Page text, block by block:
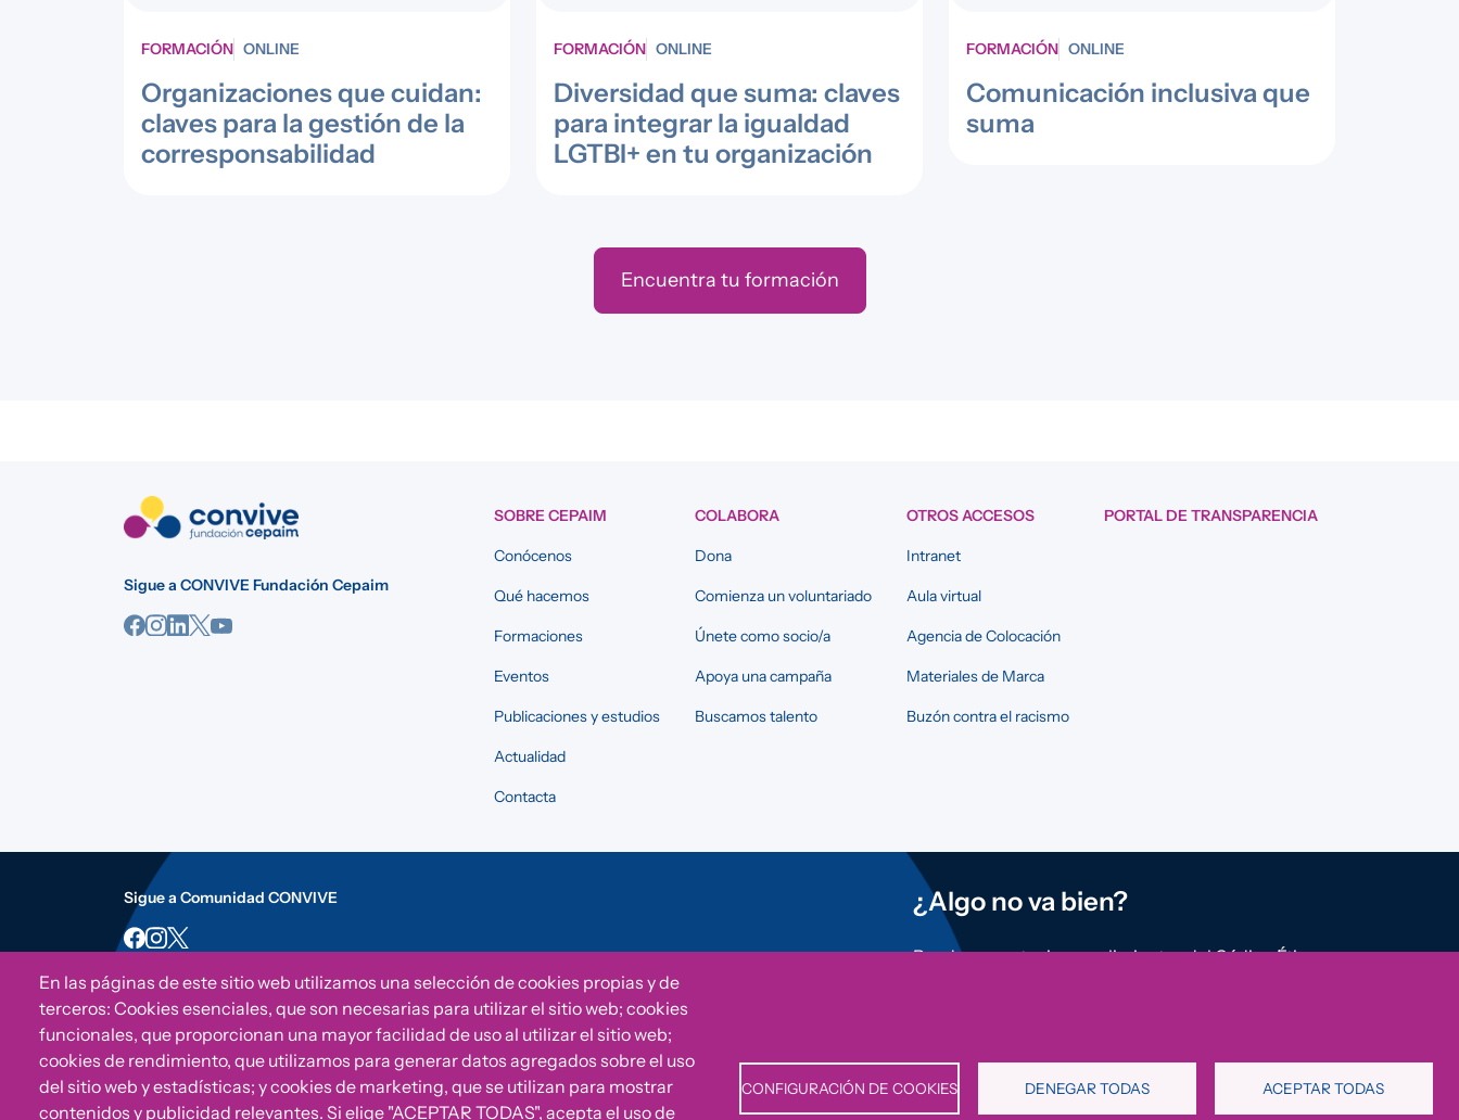
FORMACIÓN ONLINE
Organizaciones que cuidan:
claves para la gestión de la
corresponsabilidad
FORMACIÓN ONLINE
Diversidad que suma: claves
para integrar la igualdad
LGTBI+ en tu organización
FORMACIÓN ONLINE
Comunicación inclusiva que
suma
Encuentra tu formación
Sigue a CONVIVE Fundación Cepaim
SOBRE CEPAIM
Conócenos
Qué hacemos
Formaciones
Eventos
Publicaciones y estudios
Actualidad
Contacta
COLABORA
Dona
Comienza un voluntariado
Únete como socio/a
Apoya una campaña
Buscamos talento
OTROS ACCESOS
Intranet
Aula virtual
Agencia de Colocación
Materiales de Marca
Buzón contra el racismo
PORTAL DE TRANSPARENCIA
Sigue a Comunidad CONVIVE ¿Algo no va bien?
Puedes reportar incumplimientos del Código Ético u
Canal de denuncias
En las páginas de este sitio web utilizamos una selección de cookies propias y de
terceros: Cookies esenciales, que son necesarias para utilizar el sitio web; cookies
funcionales, que proporcionan una mayor facilidad de uso al utilizar el sitio web;
cookies de rendimiento, que utilizamos para generar datos agregados sobre el uso
del sitio web y estadísticas; y cookies de marketing, que se utilizan para mostrar
contenidos y publicidad relevantes. Si elige "ACEPTAR TODAS", acepta el uso de
CONFIGURACIÓN DE COOKIES DENEGAR TODAS ACEPTAR TODAS